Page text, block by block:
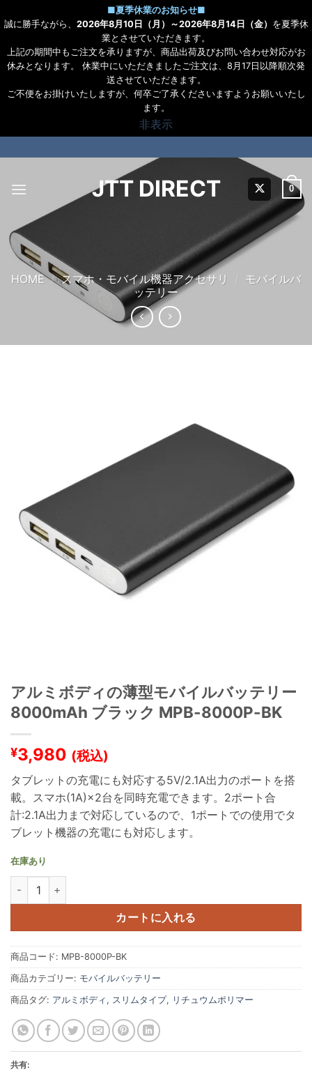
■夏季休業のお知らせ■
誠に勝手ながら、 2026年8月10日（月）～2026年8月14日（金） を夏季休
業とさせていただきます。
上記の期間中もご注文を承りますが、商品出荷及びお問い合わせ対応がお
休みとなります。 休業中にいただきましたご注文は、8月17日以降順次発
送させていただきます。
ご不便をお掛けいたしますが、何卒ご了承くださいますようお願いいたし
ます。
非表示
to
JTT DIRECT 0
HOME / スマホ・モバイル機器アクセサリ / モバイルバ
ッテリー
アルミボディの薄型モバイルバッテリー
8000mAh ブラック MPB-8000P-BK
¥3,980 (税込)
タブレットの充電にも対応する5V/2.1A出力のポートを搭
載。スマホ(1A)×2台を同時充電できます。2ポート合
計:2.1A出力まで対応しているので、1ポートでの使用でタ
ブレット機器の充電にも対応します。
在庫あり
アルミボディの薄型モバイルバッテリー 8000mAh ブラック
カートに入れる
商品コード: MPB-8000P-BK
商品カテゴリー: モバイルバッテリー
商品タグ: アルミボディ , スリムタイプ, リチュウムポリマー
共有: